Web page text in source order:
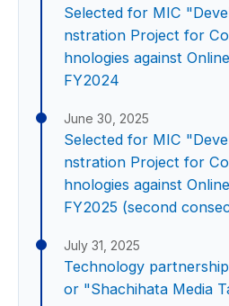
Selected for MIC
nstration Project for
hnologies against
FY2024
June 30, 2025
Selected for MIC
nstration Project for
hnologies against
FY2025 (second
July 31, 2025
Technology
or "Shachihata Media